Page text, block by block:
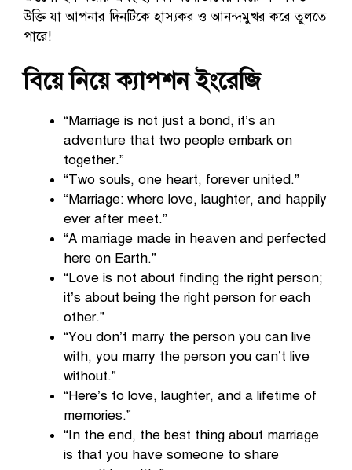
উক্তি যা আপনার দিনটিকে হাস্যকর ও আনন্দমুখর করে তুলতে
পারে!
বিয়ে নিয়ে ক্যাপশন ইংরেজি
“Marriage is not just a bond, it’s an
adventure that two people embark on
together.”
“Two souls, one heart, forever united.”
“Marriage: where love, laughter, and happily
ever after meet.”
“A marriage made in heaven and perfected
here on Earth.”
“Love is not about finding the right person;
it’s about being the right person for each
other.”
“You don’t marry the person you can live
with, you marry the person you can’t live
without.”
“Here’s to love, laughter, and a lifetime of
memories.”
“In the end, the best thing about marriage
is that you have someone to share